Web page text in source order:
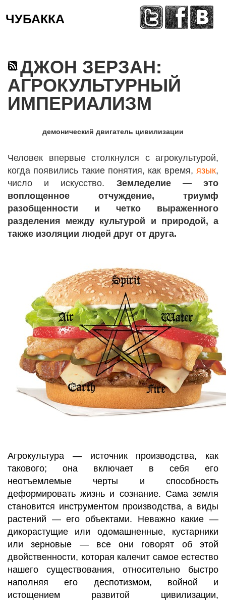
ЧУБАККА Меню
ДЖОН ЗЕРЗАН:
АГРОКУЛЬТУРНЫЙ
ИМПЕРИАЛИЗМ
демонический двигатель цивилизации
Человек впервые столкнулся с агрокультурой,
когда появились такие понятия, как время, язык,
число и искусство. Земледелие — это
воплощенное отчуждение, триумф
разобщенности и четко выраженного
разделения между культурой и природой, а
также изоляции людей друг от друга.
Агрокультура — источник производства, как
такового; она включает в себя его
неотъемлемые черты и способность
деформировать жизнь и сознание. Сама земля
становится инструментом производства, а виды
растений — его объектами. Неважно какие —
дикорастущие или одомашненные, кустарники
или зерновые — все они говорят об этой
двойственности, которая калечит самое естество
нашего существования, относительно быстро
наполняя его деспотизмом, войной и
истощением развитой цивилизации,